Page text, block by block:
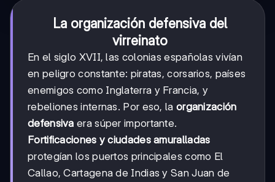
La organización defensiva del
virreinato
En el siglo XVII, las colonias españolas vivían
en peligro constante: piratas, corsarios, países
enemigos como Inglaterra y Francia, y
rebeliones internas. Por eso, la organización
defensiva era súper importante.
Fortificaciones y ciudades amuralladas
protegían los puertos principales como El
Callao, Cartagena de Indias y San Juan de